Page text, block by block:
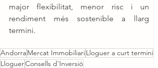
major flexibilitat, menor risc i un
rendiment més sostenible a llarg
termini.
AndorraMercat ImmobiliariLloguer a curt termini
LloguerConsells d'Inversió